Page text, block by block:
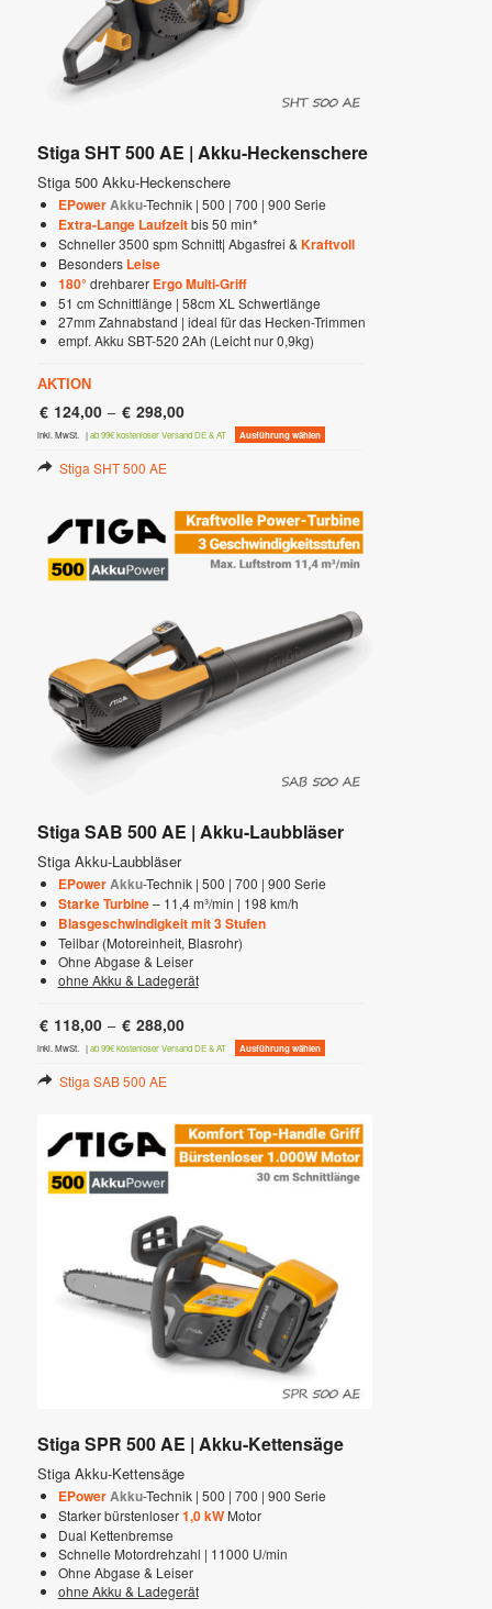
Stiga SHT 500 AE | Akku-Heckenschere
Stiga 500 Akku-Heckenschere
EPowerAkku-Technik | 500 | 700 | 900 Serie
Extra-Lange Laufzeitbis 50 min*
Schneller 3500 spm Schnitt| Abgasfrei & Kraftvoll
Besonders Leise
180° drehbarer Ergo Multi-Griff
51 cm Schnittlänge | 58cm XL Schwertlänge
27mm Zahnabstand | ideal für das Hecken-Trimmen
empf. Akku SBT-520 2Ah (Leicht nur 0,9kg)
AKTION
€ 124,00 – € 298,00
inkl. MwSt. |ab 99€ kostenloser Versand DE & AT Ausführung wählen
auf.
Die
Optionen
können
Produktseite
gewählt
werden
Stiga SHT 500 AE
Stiga SAB 500 AE | Akku-Laubbläser
Stiga Akku-Laubbläser
EPower Akku-Technik | 500 | 700 | 900 Serie
Starke Turbine– 11,4 m³/min | 198 km/h
Blasgeschwindigkeit mit 3 Stufen
Teilbar (Motoreinheit, Blasrohr)
Ohne Abgase & Leiser
ohne Akku & Ladegerät
€ 118,00 – € 288,00
inkl. MwSt. |ab 99€ kostenloser Versand DE & AT Ausführung wählen
auf.
Die
Optionen
können
Stiga SAB 500 AE
Stiga SPR 500 AE | Akku-Kettensäge
Stiga Akku-Kettensäge
EPowerAkku-Technik | 500 | 700 | 900 Serie
Starker bürstenloser1,0 kWMotor
Dual Kettenbremse
Schnelle Motordrehzahl | 11000 U/min
Ohne Abgase & Leiser
ohne Akku & Ladegerät